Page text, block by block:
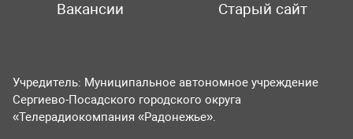
Вакансии
Старый сайт
Учредитель: Муниципальное автономное учреждение
Сергиево-Посадского городского округа
«Телерадиокомпания «Радонежье».